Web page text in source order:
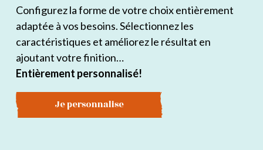
Configurez la forme de votre choix entièrement
adaptée à vos besoins. Sélectionnez les
caractéristiques et améliorez le résultat en
ajoutant votre finition…
Entièrement personnalisé!
Je personnalise